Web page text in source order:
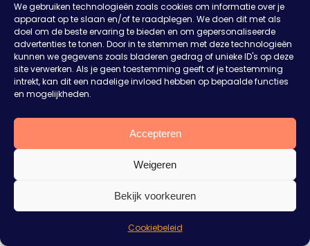
We gebruiken technologieën zoals cookies om informatie over je
apparaat op te slaan en/of te raadplegen. We doen dit met als
doel om de beste ervaring te bieden en om gepersonaliseerde
advertenties te tonen. Door in te stemmen met deze technologieën
kunnen we gegevens zoals bladeren gedrag of unieke ID's op deze
site verwerken. Als je geen toestemming geeft of je toestemming
intrekt, kan dit een nadelige invloed hebben op bepaalde functies
en mogelijkheden.
Accepteren
Weigeren
Bekijk voorkeuren
Cookiebeleid
Bruiloftsdecoratietrends van
2024 met Slump Events
Vertel ons je ideeën. Wij denken mee en maken
een vrijblijvende offerte op maat.
Ik kijk nog even rond